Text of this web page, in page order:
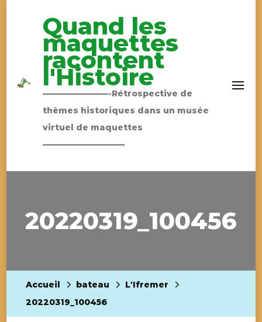
Quand les
maquettes
racontent
l'Histoire
————————-Rétrospective de
thèmes historiques dans un musée
virtuel de maquettes
——————————
20220319_100456
Accueil bateau
L'Ifremer
20220319_100456